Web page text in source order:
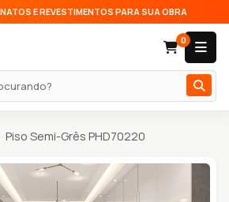
E REVESTIMENTOS PARA SUA OBRA
0
Piso Semi-Grês PHD70220